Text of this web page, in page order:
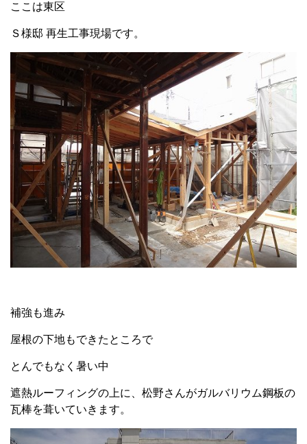
ここは東区
Ｓ様邸 再生工事現場です。
補強も進み
屋根の下地もできたところで
とんでもなく暑い中
遮熱ルーフィングの上に、松野さんがガルバリウム鋼板の
瓦棒を葺いていきます。